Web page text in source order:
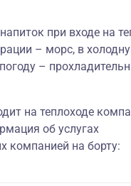
при входе на
– морс, в
–
на теплоходе
об услугах
компанией на борту: